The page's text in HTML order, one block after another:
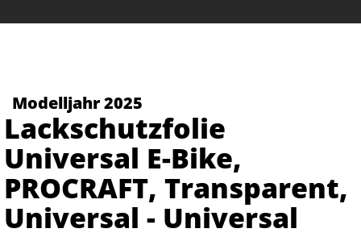
Modelljahr 2025
Lackschutzfolie
Universal E-Bike,
PROCRAFT, Transparent,
Universal - Universal